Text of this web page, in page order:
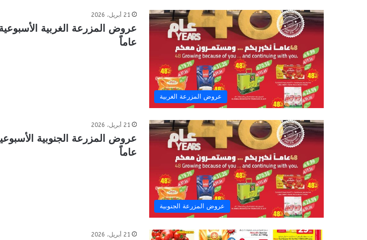
عروض المزرعة الغربية
21 أبريل، 2026
عاماً
عروض المزرعة الجنوبية
21 أبريل، 2026
عاماً
21 أبريل، 2026